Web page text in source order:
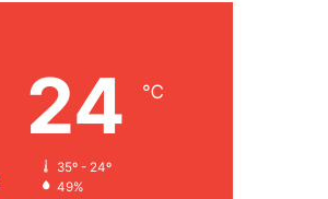
24 ℃
35º - 24º
49%